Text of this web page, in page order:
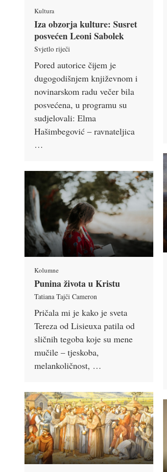
Kultura
Iza obzorja kulture: Susret
posvećen Leoni Sabolek
Svjetlo riječi
Pored autorice čijem je
dugogodišnjem književnom i
novinarskom radu večer bila
posvećena, u programu su
sudjelovali: Elma
Hašimbegović – ravnateljica
…
Kolumne
Punina života u Kristu
Tatiana Tajči Cameron
Pričala mi je kako je sveta
Tereza od Lisieuxa patila od
sličnih tegoba koje su mene
mučile – tjeskoba,
melankoličnost, …